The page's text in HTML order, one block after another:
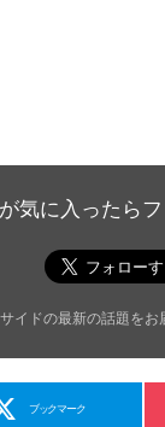
気に入ったら
イドの最新の話題をお
ブックマーク